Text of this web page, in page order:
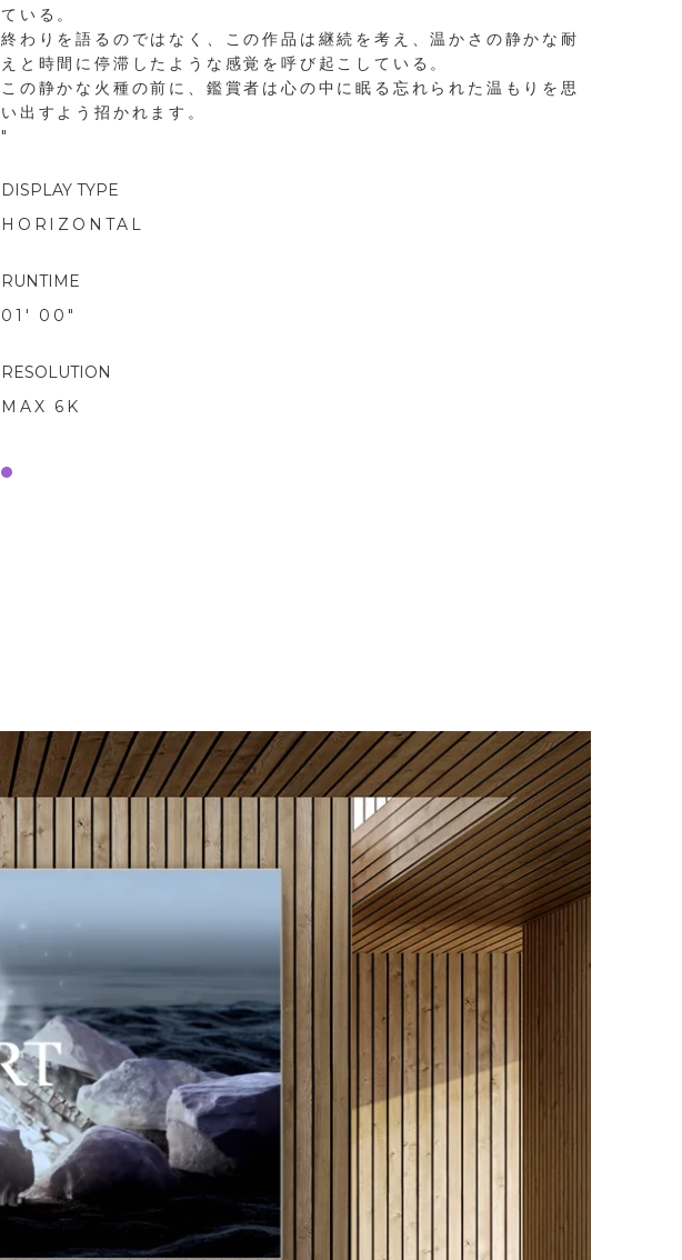
ている。
終わりを語るのではなく、この作品は継続を考え、温かさの静かな耐
えと時間に停滞したような感覚を呼び起こしている。
この静かな火種の前に、鑑賞者は心の中に眠る忘れられた温もりを思
い出すよう招かれます。
"
DISPLAY TYPE
HORIZONTAL
RUNTIME
01' 00"
RESOLUTION
MAX 6K